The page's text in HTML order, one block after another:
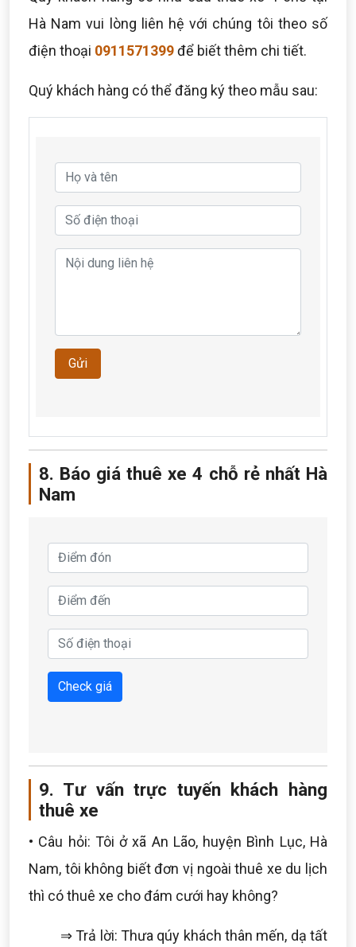
Hà Nam vui lòng liên hệ với chúng tôi theo số
điện thoại 0911571399để biết thêm chi tiết.
Quý khách hàng có thể đăng ký theo mẫu sau:
Gửi
8. Báo giá thuê xe 4 chỗ rẻ nhất Hà
Nam
Check giá
9. Tư vấn trực tuyến khách hàng
thuê xe
• Câu hỏi: Tôi ở xã An Lão, huyện Bình Lục, Hà
Nam, tôi không biết đơn vị ngoài thuê xe du lịch
thì có thuê xe cho đám cưới hay không?
⇒ Trả lời: Thưa qúy khách thân mến, dạ tất